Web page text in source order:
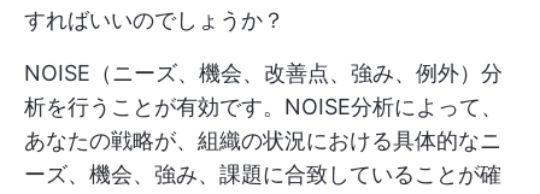
すればいいのでしょうか？
NOISE（ニーズ、機会、改善点、強み、例外）分
析を行うことが有効です。NOISE分析によって、
あなたの戦略が、組織の状況における具体的なニ
ーズ、機会、強み、課題に合致していることが確